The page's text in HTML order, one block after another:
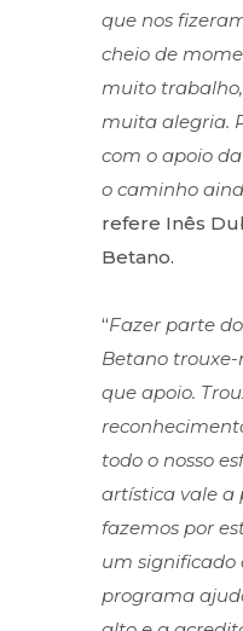
que nos
cheio de
muito
muita alegria.
com o apoio
o caminho
refere Inês
Betano.
“Fazer parte
Betano
que apoio.
todo o nosso
artística vale a
fazemos por
um significado
programa